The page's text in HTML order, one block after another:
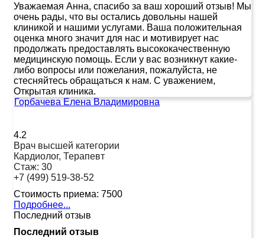
Уважаемая Анна, спасибо за ваш хороший отзыв! Мы
очень рады, что вы остались довольны нашей
клиникой и нашими услугами. Ваша положительная
оценка много значит для нас и мотивирует нас
продолжать предоставлять высококачественную
медицинскую помощь. Если у вас возникнут какие-
либо вопросы или пожелания, пожалуйста, не
стесняйтесь обращаться к нам. С уважением,
Открытая клиника.
Горбачева Елена Владимировна
4.2
Врач высшей категории
Кардиолог, Терапевт
Стаж: 30
+7 (499) 519-38-52
Стоимость приема: 7500
Подробнее...
Последний отзыв
Последний отзыв